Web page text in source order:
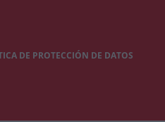
DE PROTECCIÓN DE DATOS